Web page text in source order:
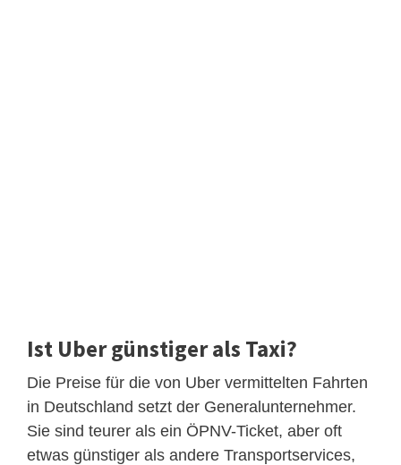
Ist Uber günstiger als Taxi?
Die Preise für die von Uber vermittelten Fahrten
in Deutschland setzt der Generalunternehmer.
Sie sind teurer als ein ÖPNV-Ticket, aber oft
etwas günstiger als andere Transportservices,